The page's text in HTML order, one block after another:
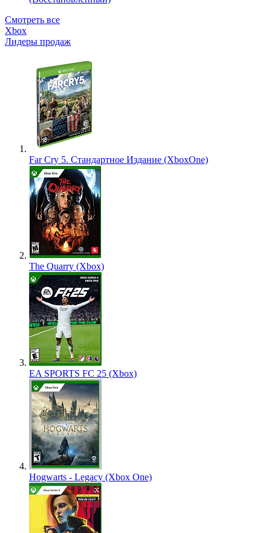
Смотреть все
Xbox
Лидеры продаж
Far Cry 5. Стандартное Издание (XboxOne)
The Quarry (Xbox)
EA SPORTS FC 25 (Xbox)
Hogwarts - Legacy (Xbox One)